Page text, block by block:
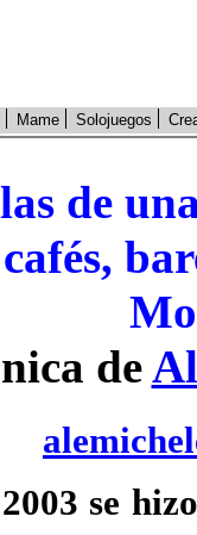
Mame Solojuegos
de
de
se